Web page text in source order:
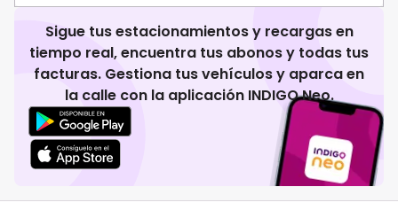
Sigue tus estacionamientos y recargas en
tiempo real, encuentra tus abonos y todas tus
facturas. Gestiona tus vehículos y aparca en
la calle con la aplicación INDIGO Neo.